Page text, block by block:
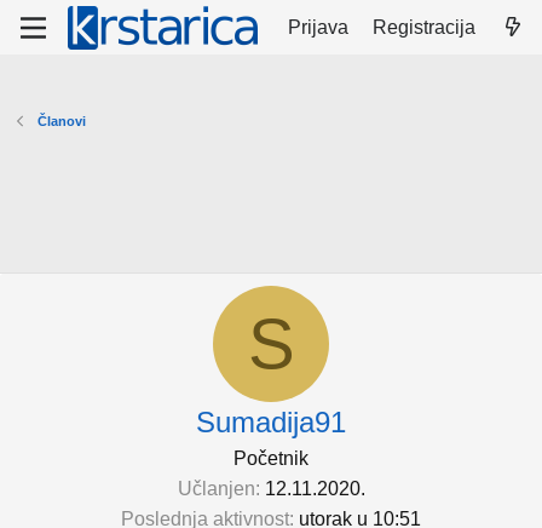
Prijava Registracija
Članovi
S
Sumadija91
Početnik
Učlanjen 12.11.2020.
Poslednja aktivnost utorak u 10:51